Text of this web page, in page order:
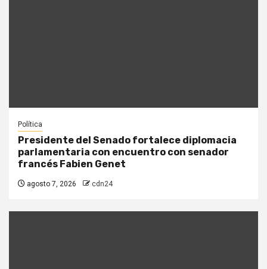
Política
Presidente del Senado fortalece diplomacia
parlamentaria con encuentro con senador
francés Fabien Genet
agosto 7, 2026 cdn24